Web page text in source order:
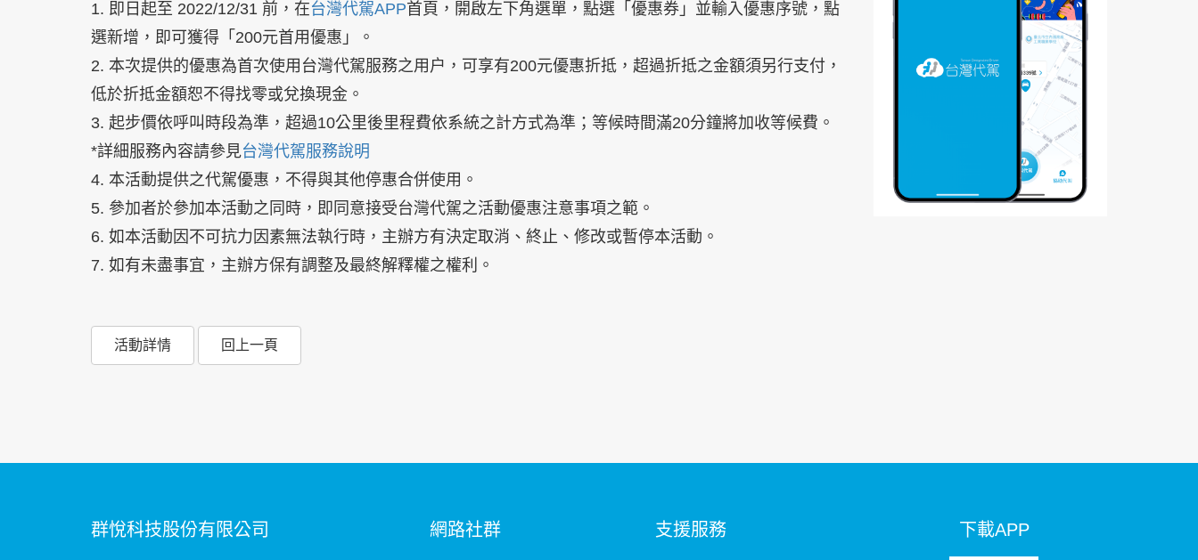
1. 即日起至 2022/12/31 前，在台灣代駕APP首頁，開啟左下角選單，點選「優惠券」並輸入優惠序號，點
選新增，即可獲得「200元首用優惠」。
2. 本次提供的優惠為首次使用台灣代駕服務之用户，可享有200元優惠折抵，超過折抵之金額須另行支付，
低於折抵金額恕不得找零或兌換現金。
3. 起步價依呼叫時段為準，超過10公里後里程費依系統之計方式為準；等候時間滿20分鐘將加收等候費。
*詳細服務內容請參見台灣代駕服務說明
4. 本活動提供之代駕優惠，不得與其他停惠合併使用。
5. 參加者於參加本活動之同時，即同意接受台灣代駕之活動優惠注意事項之範。
6. 如本活動因不可抗力因素無法執行時，主辦方有決定取消、終止、修改或暫停本活動。
7. 如有未盡事宜，主辦方保有調整及最終解釋權之權利。
活動詳情 回上一頁
群悅科技股份有限公司 網路社群 支援服務 下載APP